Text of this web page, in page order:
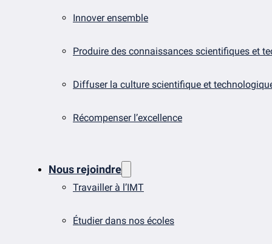
Innover ensemble
Produire des connaissances scientifiques et
Diffuser la culture scientifique et
Récompenser l’excellence
Nous rejoindre
Travailler à l’IMT
Étudier dans nos écoles